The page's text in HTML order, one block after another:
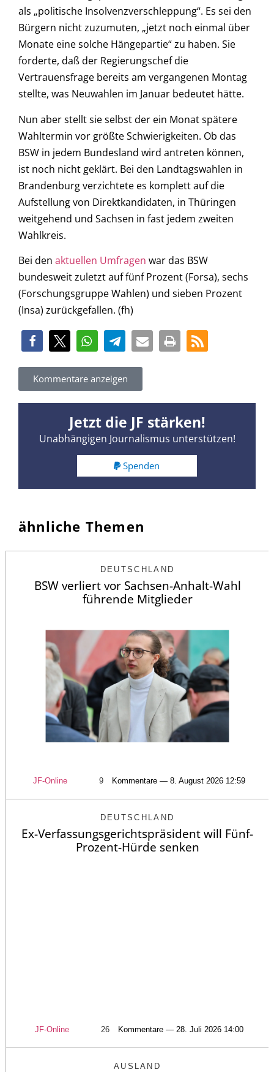
als „politische Insolvenzverschleppung“. Es sei den
Bürgern nicht zuzumuten, „jetzt noch einmal über
Monate eine solche Hängepartie“ zu haben. Sie
forderte, daß der Regierungschef die
Vertrauensfrage bereits am vergangenen Montag
stellte, was Neuwahlen im Januar bedeutet hätte.
Nun aber stellt sie selbst der ein Monat spätere
Wahltermin vor größte Schwierigkeiten. Ob das
BSW in jedem Bundesland wird antreten können,
ist noch nicht geklärt. Bei den Landtagswahlen in
Brandenburg verzichtete es komplett auf die
Aufstellung von Direktkandidaten, in Thüringen
weitgehend und Sachsen in fast jedem zweiten
Wahlkreis.
Bei den aktuellen Umfragen war das BSW
bundesweit zuletzt auf fünf Prozent (Forsa), sechs
(Forschungsgruppe Wahlen) und sieben Prozent
(Insa) zurückgefallen. (fh)
Kommentare anzeigen
Jetzt die JF stärken!
Unabhängigen Journalismus unterstützen!
Spenden
ähnliche Themen
DEUTSCHLAND
BSW verliert vor Sachsen-Anhalt-Wahl
führende Mitglieder
JF-Online 9 Kommentare — 8. August 2026 12:59
DEUTSCHLAND
Ex-Verfassungsgerichtspräsident will Fünf-
Prozent-Hürde senken
JF-Online 26 Kommentare — 28. Juli 2026 14:00
AUSLAND